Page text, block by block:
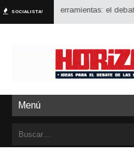
SOCIALISTA!
grandes herramientas: el debate
Menú